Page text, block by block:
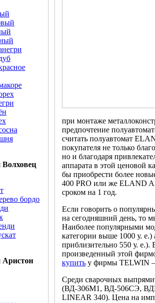
бордо
Аристон
при монтаже
предпочтение
считать полуавтомат
покупателя не только
но и благодаря
аппарата в этой ценовой
бы приобрести более
400 PRO или же ELAND
сроком на 1 год.
Если говорить о
на сегодняшний день, то
Наиболее популярными
категории выше 1000 у.
приблизительно 550 у.
произведенный этой
купить у фирмы TELWIN –
Среди сварочных
(ВД-306М1, ВД-506СЭ,
LINEAR 340). Цена на